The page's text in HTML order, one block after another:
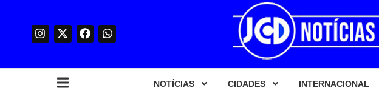
NOTÍCIAS CIDADES INTERNACIONAL